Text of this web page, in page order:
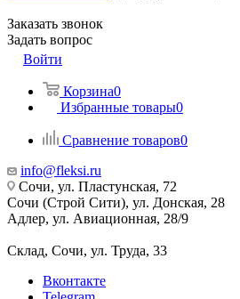
Заказать звонок
Задать вопрос
Войти
Корзина0
Избранные товары0
Сравнение товаров0
info@fleksi.ru
Сочи, ул. Пластунская, 72
Сочи (Строй Сити), ул. Донская, 28
Адлер, ул. Авиационная, 28/9
Склад, Сочи, ул. Труда, 33
Вконтакте